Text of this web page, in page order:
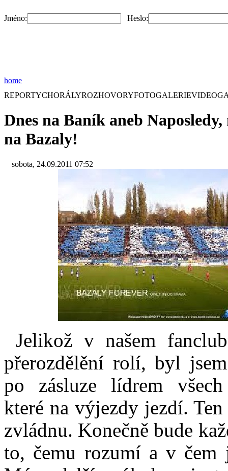
Jméno: Heslo:
home
REPORTYCHORÁLYROZHOVORYFOTOGALERIE
Dnes na Baník aneb Naposledy,
na Bazaly!
sobota, 24.09.2011 07:52
Jelikož v našem
přerozdělění rolí, byl
po zásluze lídrem všech
které na výjezdy jezdí. Ten
zvládnu. Konečně bude
to, čemu rozumí a v čem